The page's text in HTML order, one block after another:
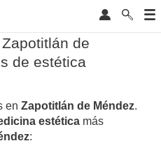
de
de estética
en Zapotitlán de Méndez.
estética más
: